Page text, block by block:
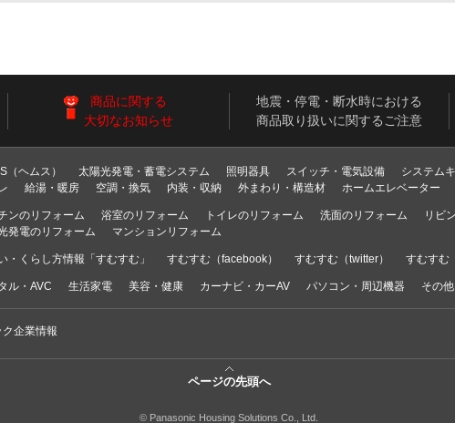
商品に関する
大切なお知らせ
地震・停電・断水時における
商品取り扱いに関するご注意
（ヘムス） 太陽光発電・蓄電システム 照明器具 スイッチ・電気設備 システム
給湯・暖房 空調・換気 内装・収納 外まわり・構造材 ホームエレベーター
ンのリフォーム 浴室のリフォーム トイレのリフォーム 洗面のリフォーム リビ
発電のリフォーム
マンションリフォーム
・くらし方情報「すむすむ」 すむすむ（facebook） すむすむ（twitter） すむすむ
ル・AVC 生活家電 美容・健康 カーナビ・カーAV パソコン・周辺機器 その他
ク企業情報
ページの先頭へ
© Panasonic Housing Solutions Co., Ltd.